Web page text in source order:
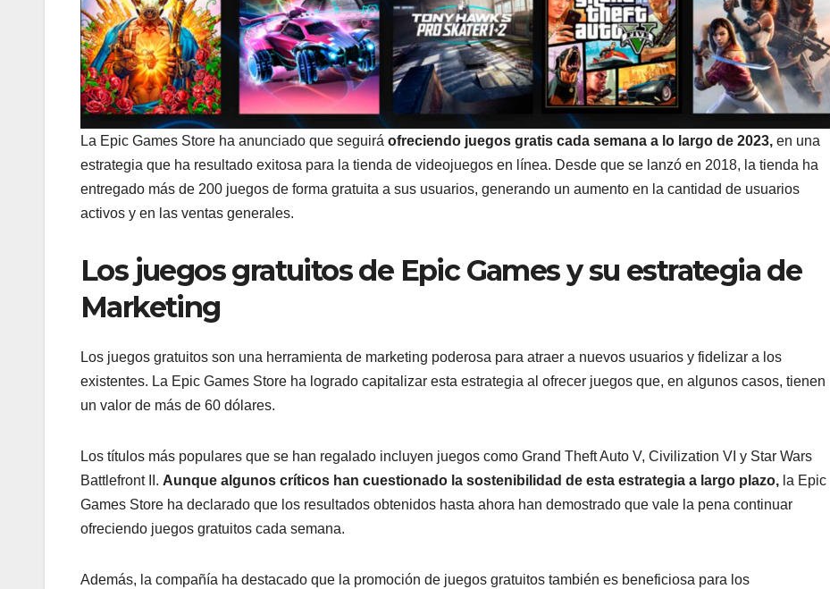
La Epic Games Store ha anunciado que seguirá ofreciendo juegos gratis cada semana a lo largo de 2023, en una
estrategia que ha resultado exitosa para la tienda de videojuegos en línea. Desde que se lanzó en 2018, la tienda ha
entregado más de 200 juegos de forma gratuita a sus usuarios, generando un aumento en la cantidad de usuarios
activos y en las ventas generales.
Los juegos gratuitos de Epic Games y su estrategia de
Marketing
Los juegos gratuitos son una herramienta de marketing poderosa para atraer a nuevos usuarios y fidelizar a los
existentes. La Epic Games Store ha logrado capitalizar esta estrategia al ofrecer juegos que, en algunos casos, tienen
un valor de más de 60 dólares.
Los títulos más populares que se han regalado incluyen juegos como Grand Theft Auto V, Civilization VI y Star Wars
Battlefront II. Aunque algunos críticos han cuestionado la sostenibilidad de esta estrategia a largo plazo, la Epic
Games Store ha declarado que los resultados obtenidos hasta ahora han demostrado que vale la pena continuar
ofreciendo juegos gratuitos cada semana.
Además, la compañía ha destacado que la promoción de juegos gratuitos también es beneficiosa para los